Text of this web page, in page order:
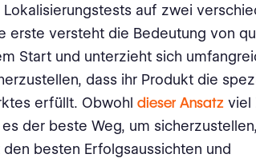
auf zwei
erste versteht die Bedeutung von
Start und unterzieht sich
dass ihr Produkt die
erfüllt. Obwohl dieser Ansatz viel
der beste Weg, um
besten Erfolgsaussichten und